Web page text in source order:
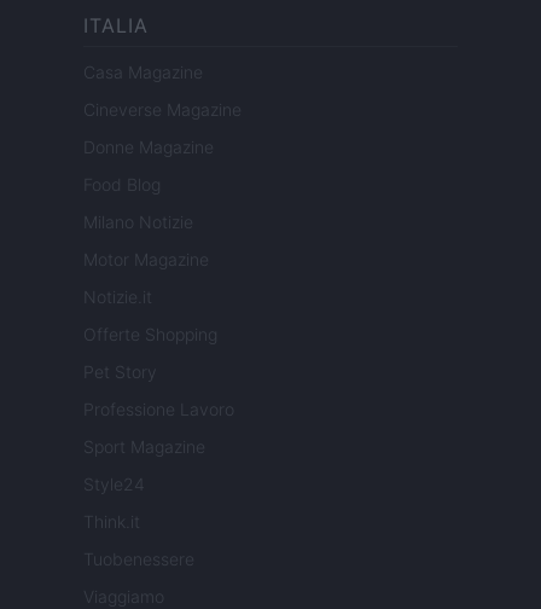
ITALIA
Casa Magazine
Cineverse Magazine
Donne Magazine
Food Blog
Milano Notizie
Motor Magazine
Notizie.it
Offerte Shopping
Pet Story
Professione Lavoro
Sport Magazine
Style24
Think.it
Tuobenessere
Viaggiamo